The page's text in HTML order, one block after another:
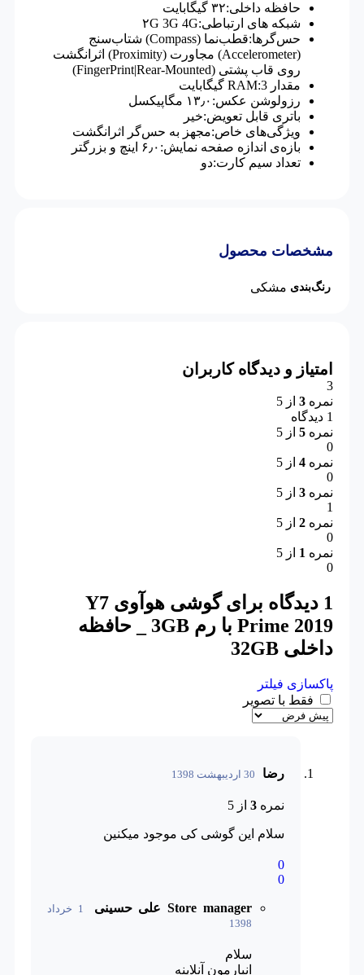
حافظه داخلی:۳۲ گیگابایت
شبکه های ارتباطی:۲G 3G 4G
حس‌گرها:قطب‌نما (Compass) شتاب‌سنج
(Accelerometer) مجاورت (Proximity) اثرانگشت
روی قاب پشتی (FingerPrint|Rear-Mounted)
مقدار RAM:3 گیگابایت
رزولوشن عکس:۱۳٫۰ مگاپیکسل
باتری قابل تعویض:خیر
ویژگی‌های خاص:مجهز به حس‌گر اثرانگشت
بازه‌ی اندازه صفحه نمایش:۶٫۰ اینچ و بزرگتر
تعداد سیم کارت:دو
مشخصات محصول
رنگ‌بندی مشکی
امتیاز و دیدگاه کاربران
3
نمره 3 از 5
1 دیدگاه
نمره 5 از 5
0
نمره 4 از 5
0
نمره 3 از 5
1
نمره 2 از 5
0
نمره 1 از 5
0
1 دیدگاه برای
گوشی هوآوی Y7
Prime 2019 با رم 3GB _ حافظه
داخلی 32GB
پاکسازی فیلتر
فقط با تصویر
رضا 30 اردیبهشت 1398
نمره 3 از 5
سلام این گوشی کی موجود میکنین
0
0
Store manager علی حسینی
1 خرداد
1398
سلام
انبارمون آنلاینه